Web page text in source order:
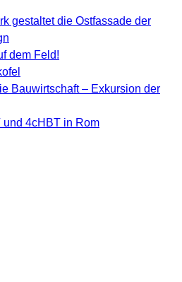
gestaltet die Ostfassade der
dem Feld!
Bauwirtschaft – Exkursion der
und 4cHBT in Rom